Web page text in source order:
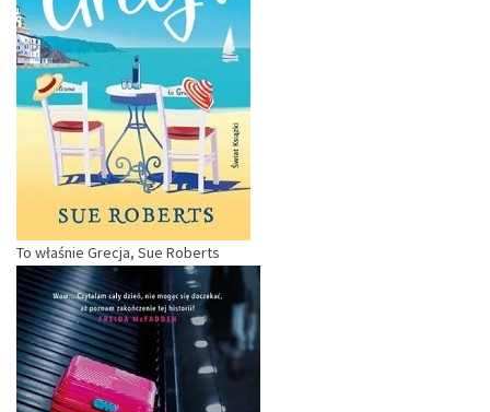
To właśnie Grecja, Sue Roberts